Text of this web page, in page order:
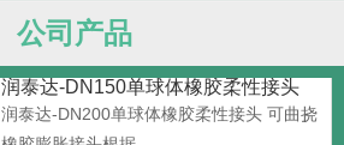
公司产品
润泰达-DN150单球体橡胶柔性接头
可曲挠橡胶膨胀接头
润泰达-DN200单球体橡胶柔性接头 可曲挠
橡胶膨胀接头根据...